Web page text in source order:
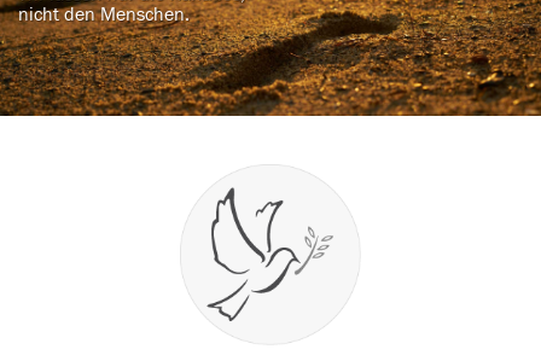
nicht den Menschen.